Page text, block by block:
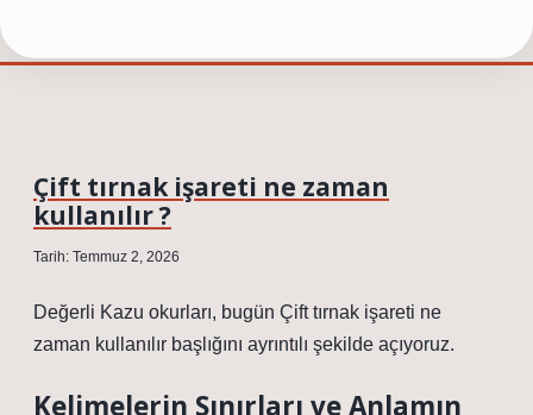
Çift tırnak işareti ne zaman
kullanılır ?
Tarih: Temmuz 2, 2026
Değerli Kazu okurları, bugün Çift tırnak işareti ne
zaman kullanılır başlığını ayrıntılı şekilde açıyoruz.
Kelimelerin Sınırları ve Anlamın